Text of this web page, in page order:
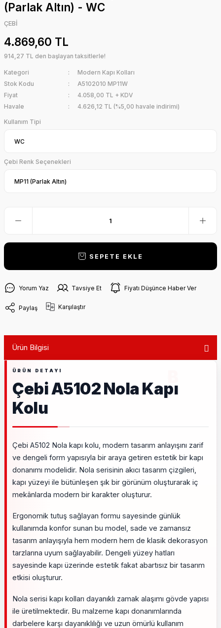
(Parlak Altın) - WC
ÇEBİ
4.869,60 TL
914,27 TL den başlayan taksitlerle!
Kategori
Modern Kapı Kolları
Stok Kodu
A5102010 MP11W
Fiyat
4.058,00 TL + KDV
Havale
4.626,12 TL (%5,00 havale indirimi)
Kullanım Tipi
Çebi Renk Seçenekleri
SEPETE EKLE
Yorum Yaz Tavsiye Et Fiyatı Düşünce Haber Ver
Paylaş Karşılaştır
Ürün Bilgisi
Çebi A5102 Nola Kapı
Kolu
Çebi A5102 Nola kapı kolu, modern tasarım anlayışını zarif
ve dengeli form yapısıyla bir araya getiren estetik bir kapı
donanımı modelidir. Nola serisinin akıcı tasarım çizgileri,
kapı yüzeyi ile bütünleşen şık bir görünüm oluşturarak iç
mekânlarda modern bir karakter oluşturur.
Ergonomik tutuş sağlayan formu sayesinde günlük
kullanımda konfor sunan bu model, sade ve zamansız
tasarım anlayışıyla hem modern hem de klasik dekorasyon
tarzlarına uyum sağlayabilir. Dengeli yüzey hatları
sayesinde kapı üzerinde estetik fakat abartısız bir tasarım
etkisi oluşturur.
Nola serisi kapı kolları dayanıklı zamak alaşımı gövde yapısı
ile üretilmektedir. Bu malzeme kapı donanımlarında
darbelere karşı dayanıklılığı ve uzun ömürlü kullanım